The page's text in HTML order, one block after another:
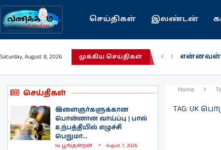
செய்திகள் இலண்டன்
Saturday, August 8, 2026 முக்கிய செய்திகள்
என்னவள்!
செய்திகள்
இளைஞர்களுக்கான
பொன்னான வாய்ப்பு | பால்
உற்பத்தியில் எழுச்சி
பெறுமா...
by பூங்குன்றன் August 7, 2026
Home
TAG: UK